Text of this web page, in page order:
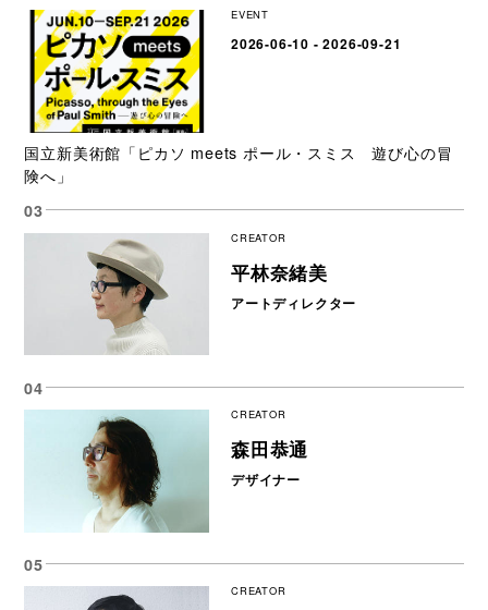
EVENT
2026-06-10 - 2026-09-21
国立新美術館「ピカソ meets ポール・スミス 遊び心の冒
険へ」
CREATOR
平林奈緒美
アートディレクター
CREATOR
森田恭通
デザイナー
CREATOR